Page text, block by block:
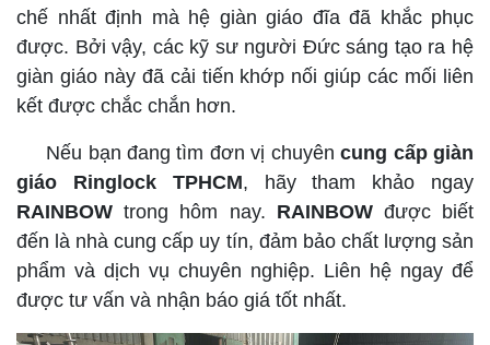
chế nhất định mà hệ giàn giáo đĩa đã khắc phục
được. Bởi vậy, các kỹ sư người Đức sáng tạo ra hệ
giàn giáo này đã cải tiến khớp nối giúp các mối liên
kết được chắc chắn hơn.
Nếu bạn đang tìm đơn vị chuyêncung cấp giàn
giáo Ringlock TPHCM, hãy tham khảo ngay
RAINBOWtrong hôm nay. RAINBOW được biết
đến là nhà cung cấp uy tín, đảm bảo chất lượng sản
phẩm và dịch vụ chuyên nghiệp. Liên hệ ngay để
được tư vấn và nhận báo giá tốt nhất.